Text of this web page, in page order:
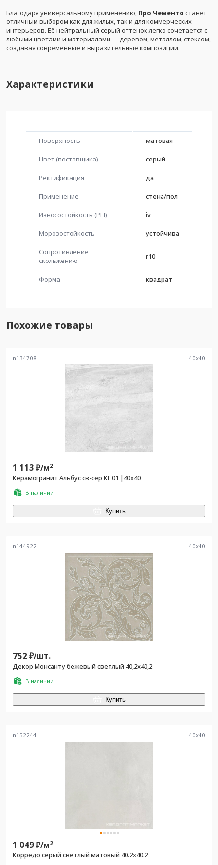
Благодаря универсальному применению, Про Чементо станет
отличным выбором как для жилых, так и для коммерческих
интерьеров. Её нейтральный серый оттенок легко сочетается с
любыми цветами и материалами — деревом, металлом, стеклом,
создавая современные и выразительные композиции.
Характеристики
Поверхность матовая
Цвет (поставщика) серый
Ректификация да
Применение стена/пол
Износостойкость (PEI) iv
Морозостойкость устойчива
Сопротивление
скольжению
r10
Форма квадрат
Похожие товары
n134708 40x40
1 113 ₽/м2
Керамогранит Альбус св-сер КГ 01 |40x40
В наличии
Купить
n144922 40x40
752 ₽/шт.
Декор Монсанту бежевый светлый 40,2х40,2
В наличии
Купить
n152244 40x40
1 049₽/м2
Корредо серый светлый матовый 40.2x40.2